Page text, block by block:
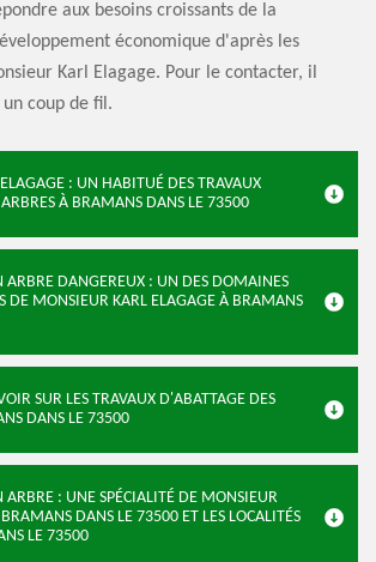
aux besoins croissants de la
économique d'après les
Karl Elagage. Pour le contacter, il
coup de fil.
: UN HABITUÉ DES TRAVAUX
À BRAMANS DANS LE 73500
ARBRE DANGEREUX : UN DES DOMAINES
DE MONSIEUR KARL ELAGAGE À BRAMANS
SUR LES TRAVAUX D'ABATTAGE DES
DANS LE 73500
ARBRE : UNE SPÉCIALITÉ DE MONSIEUR
DANS LE 73500 ET LES LOCALITÉS
LE 73500